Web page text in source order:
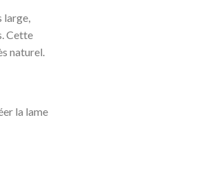
Cette
naturel.
la lame